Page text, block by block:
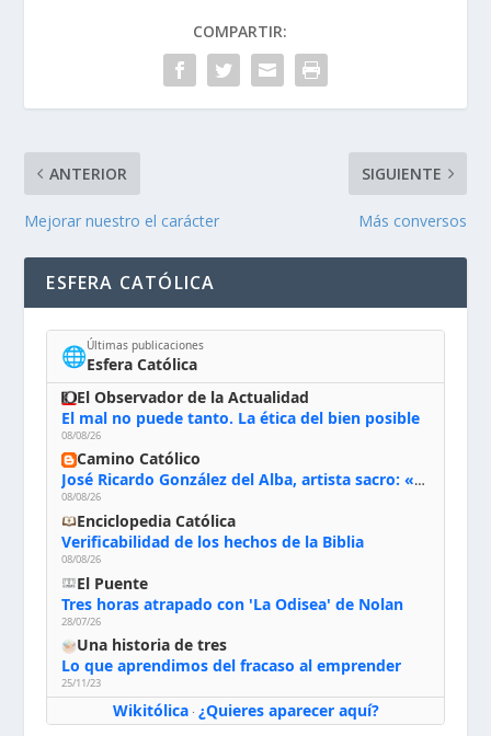
COMPARTIR:
ANTERIOR
Mejorar nuestro el carácter
SIGUIENTE
Más conversos
ESFERA CATÓLICA
🌐Últimas publicaciones
Esfera Católica
El Observador de la Actualidad
El mal no puede tanto. La ética del bien posible
08/08/26
Camino Católico
José Ricardo González del Alba, artista sacro: «Yo oro, hablo con Dios, le pido al Espíritu Santo su inspiración y siempre pinto rezando el rosario para que sea Él quien actúe a través de mis manos»
08/08/26
Enciclopedia Católica
Verificabilidad de los hechos de la Biblia
08/08/26
El Puente
Tres horas atrapado con 'La Odisea' de Nolan
28/07/26
Una historia de tres
Lo que aprendimos del fracaso al emprender
25/11/23
Wikitólica· ¿Quieres aparecer aquí?